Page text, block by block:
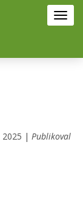
2025 | Publikoval